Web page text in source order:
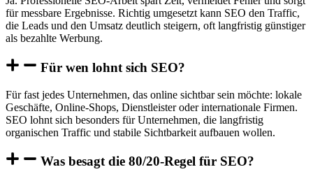
für messbare Ergebnisse. Richtig umgesetzt kann SEO den Traffic,
die Leads und den Umsatz deutlich steigern, oft langfristig günstiger
als bezahlte Werbung.
Für wen lohnt sich SEO?
Für fast jedes Unternehmen, das online sichtbar sein möchte: lokale
Geschäfte, Online-Shops, Dienstleister oder internationale Firmen.
SEO lohnt sich besonders für Unternehmen, die langfristig
organischen Traffic und stabile Sichtbarkeit aufbauen wollen.
Was besagt die 80/20-Regel für SEO?